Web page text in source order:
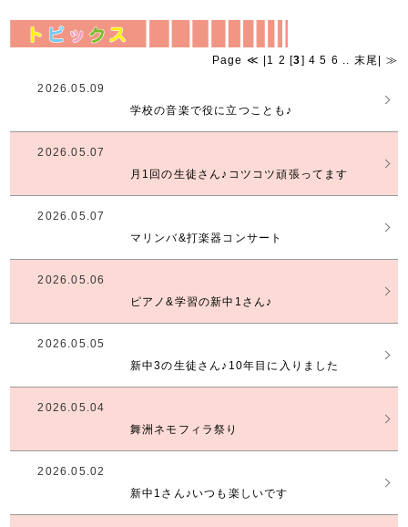
Page ≪ | 1 2 [3] 4 5 6 末尾 | ≫
2026.05.09
学校の音楽で役に立つことも♪
2026.05.07
月1回の生徒さん♪コツコツ頑張ってます
2026.05.07
マリンバ&打楽器コンサート
2026.05.06
ピアノ&学習の新中1さん♪
2026.05.05
新中3の生徒さん♪10年目に入りました
2026.05.04
舞洲ネモフィラ祭り
2026.05.02
新中1さん♪いつも楽しいです